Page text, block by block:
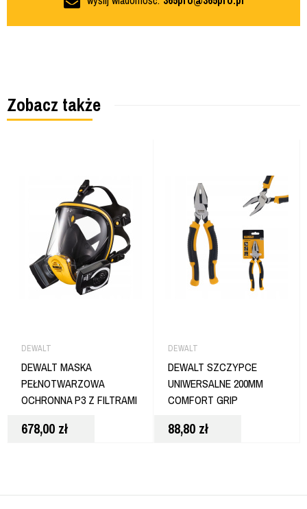
Zobacz także
DEWALT
DEWALT MASKA
PEŁNOTWARZOWA
OCHRONNA P3 Z FILTRAMI
678,00 zł
DEWALT
DEWALT SZCZYPCE
UNIWERSALNE 200MM
COMFORT GRIP
DWHT82809-0
88,80 zł